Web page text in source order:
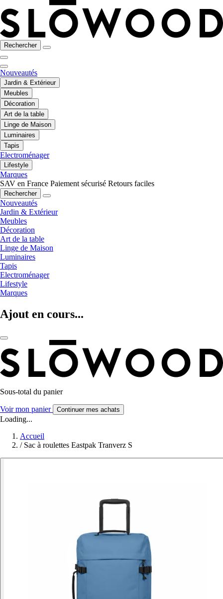
Rechercher
Nouveautés
Jardin & Extérieur
Meubles
Décoration
Art de la table
Linge de Maison
Luminaires
Tapis
Electroménager
Lifestyle
Marques
SAV en France Paiement sécurisé Retours faciles
Rechercher
Nouveautés
Jardin & Extérieur
Meubles
Décoration
Art de la table
Linge de Maison
Luminaires
Tapis
Electroménager
Lifestyle
Marques
Ajout en cours...
Sous-total du panier
Voir mon panier Continuer mes achats
Loading...
Accueil
/ Sac à roulettes Eastpak Tranverz S